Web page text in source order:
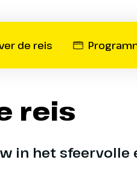
de reis
reis
in het sfeervolle
autovrije Zermatt met
met de GoldenPass
Dag 1 Heenreis